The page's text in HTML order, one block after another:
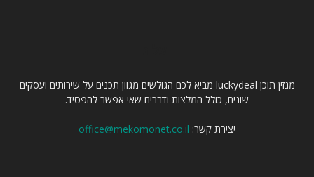
מגזין תוכן luckydeal מביא לכם הגולשים מגוון תכנים על שירותים ועסקים
שונים, כולל המלצות ודברים שאי אפשר להפסיד.
יצירת קשר: office@mekomonet.co.il